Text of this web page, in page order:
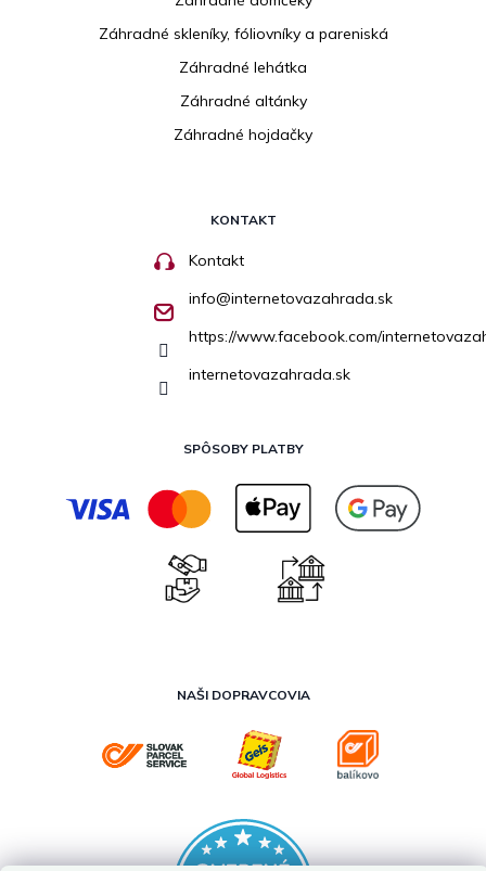
Záhradné skleníky, fóliovníky a pareniská
Záhradné lehátka
Záhradné altánky
Záhradné hojdačky
KONTAKT
Kontakt
info@internetovazahrada.sk
https://www.facebook.com/
internetovazahrada.sk
SPÔSOBY PLATBY
NAŠI DOPRAVCOVIA